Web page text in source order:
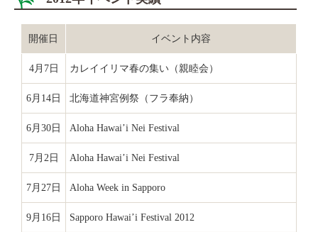
開催日 イベント内容
4月7日 カレイイリマ春の集い（親睦会）
6月14日 北海道神宮例祭（フラ奉納）
6月30日 Aloha Hawai’i Nei Festival
7月2日 Aloha Hawai’i Nei Festival
7月27日 Aloha Week in Sapporo
9月16日 Sapporo Hawai’i Festival 2012